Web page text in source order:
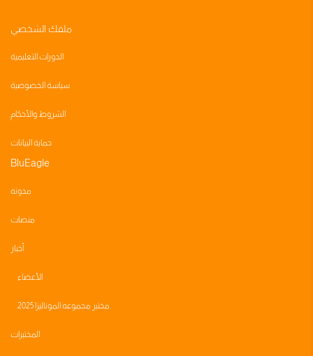
ملفك الشخصي
الدورات التعليمية
سياسة الخصوصية
الشروط والأحكام
حماية البيانات
BluEagle
مدونه
منصات
أخبار
الأعضاء
مختبر مجموعه الموناليزا 2025
المختبرات